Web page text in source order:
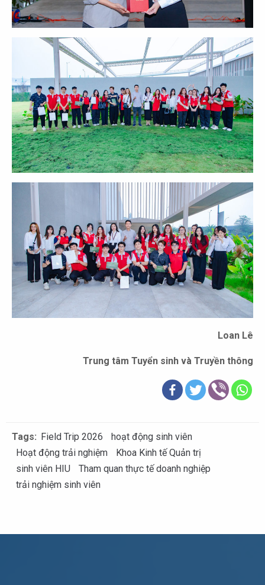
Loan Lê
Trung tâm Tuyển sinh và Truyền thông
Tags: Field Trip 2026
hoạt động sinh viên
Hoạt động trải nghiệm
Khoa Kinh tế Quản trị
sinh viên HIU
Tham quan thực tế doanh nghiệp
trải nghiệm sinh viên